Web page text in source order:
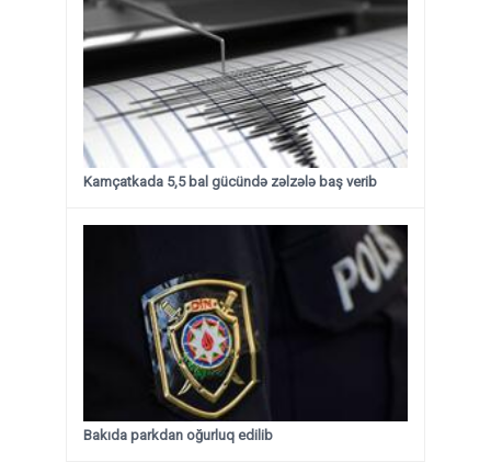
Kamçatkada 5,5 bal gücündə zəlzələ baş verib
Bakıda parkdan oğurluq edilib